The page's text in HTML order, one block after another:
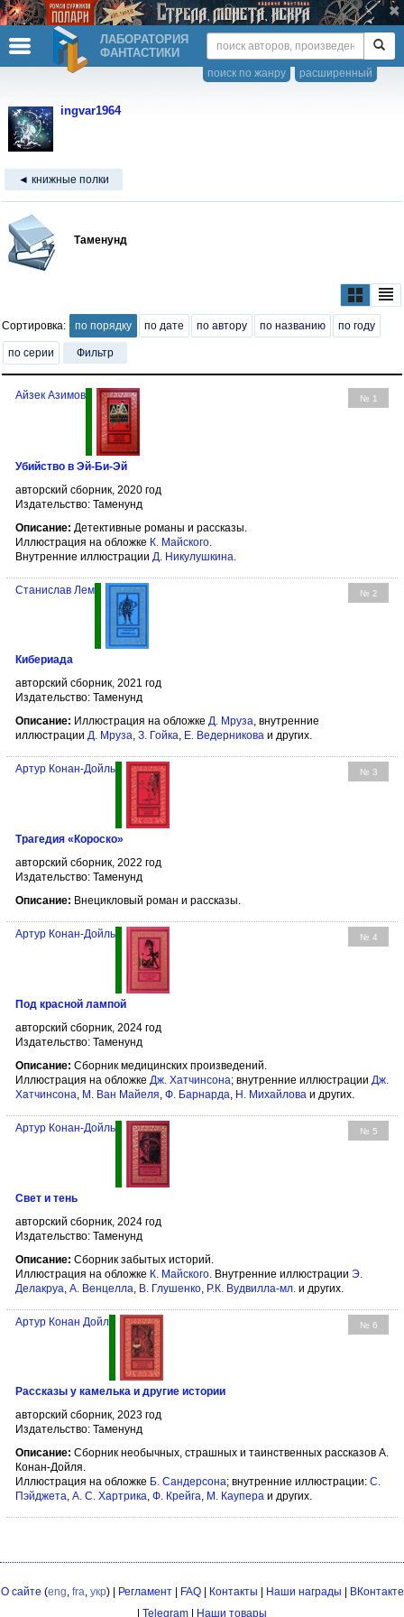
ЛАБОРАТОРИЯ
ФАНТАСТИКИ
расширенный
поиск по жанру
ingvar1964
◄ книжные полки
Таменунд
Сортировка: по порядку по дате по автору по названию по году
по серии Фильтр
№ 1
Айзек Азимов
Убийство в Эй-Би-Эй
авторский сборник, 2020 год
Издательство: Таменунд
Описание: Детективные романы и рассказы.
Иллюстрация на обложке К. Майского.
Внутренние иллюстрации Д. Никулушкина.
№ 2
Станислав Лем
Кибериада
авторский сборник, 2021 год
Издательство: Таменунд
Описание: Иллюстрация на обложке Д. Мруза, внутренние
иллюстрации Д. Мруза, З. Гойка, Е. Ведерникова и других.
№ 3
Артур Конан-Дойль
Трагедия «Короско»
авторский сборник, 2022 год
Издательство: Таменунд
Описание: Внецикловый роман и рассказы.
№ 4
Артур Конан-Дойль
Под красной лампой
авторский сборник, 2024 год
Издательство: Таменунд
Описание: Сборник медицинских произведений.
Иллюстрация на обложке Дж. Хатчинсона; внутренние иллюстрации Дж.
Хатчинсона, М. Ван Майеля, Ф. Барнарда, Н. Михайлова и других.
№ 5
Артур Конан-Дойль
Свет и тень
авторский сборник, 2024 год
Издательство: Таменунд
Описание: Сборник забытых историй.
Иллюстрация на обложке К. Майского. Внутренние иллюстрации Э.
Делакруа, А. Венцелла, В. Глушенко, Р.К. Вудвилла-мл. и других.
№ 6
Артур Конан Дойл
Рассказы у камелька и другие истории
авторский сборник, 2023 год
Издательство: Таменунд
Описание: Сборник необычных, страшных и таинственных рассказов А.
Конан-Дойля.
Иллюстрация на обложке Б. Сандерсона; внутренние иллюстрации: С.
Пэйджета, А. С. Хартрика, Ф. Крейга, М. Каупера и других.
О сайте (eng, fra, укр) | Регламент| FAQ| Контакты Наши награды
ВКонтакте
Telegram Наши товары